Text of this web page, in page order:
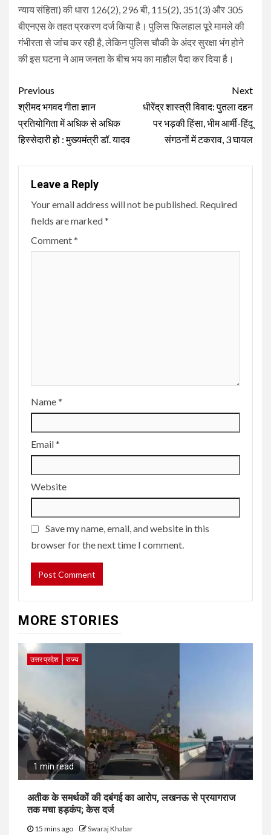
न्याय संहिता) की धारा 126(2), 296 बी, 115(2), 351(3) और 305
बीएनएस के तहत प्रकरण दर्ज किया है। पुलिस फिलहाल पूरे मामले की
गंभीरता से जांच कर रही है, लेकिन पुलिस चौकी के अंदर सुरक्षा भंग होने
की इस घटना ने आम जनता के बीच भय का माहौल पैदा कर दिया है।
Continue
Reading
Previous
श्रीमद भगवद गीता ज्ञान
प्रतियोगिता में अधिक से अधिक
हिस्सेदारी हो : मुख्यमंत्री डॉ. यादव
Next
धीरेंद्र शास्त्री विवाद: पुतला दहन
पर भड़की हिंसा, भीम आर्मी-हिंदू
संगठनों में टकराव, 3 घायल
Leave a Reply
Your email address will not be published. Required
fields are marked*
Comment*
Name*
Email*
Website
Save my name, email, and website in this
browser for the next time I comment.
MORE STORIES
उत्तर प्रदेश राज्य
1 min read
अतीक के समर्थकों की दबंगई का आरोप, लखनऊ से प्रयागराज
तक मचा हड़कंप; केस दर्ज
15 mins ago Swaraj Khabar